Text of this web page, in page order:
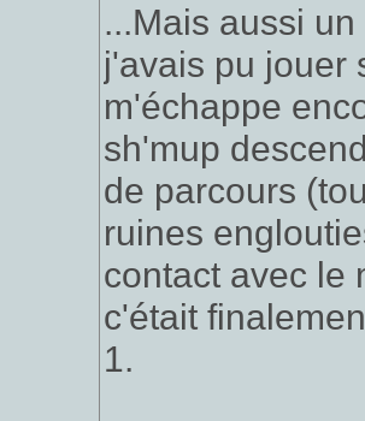
...Mais aussi
j'avais pu jouer
m'échappe
sh'mup
de parcours
ruines
contact avec le
c'était
1.